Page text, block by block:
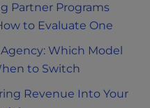
Partner Programs
to Evaluate One
Which Model
to Switch
Revenue Into Your